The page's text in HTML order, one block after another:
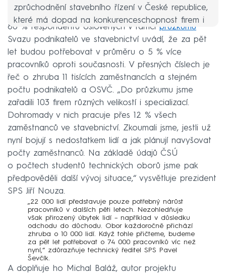
zprůchodnění stavebního řízení v České republice,
které má dopad na konkurenceschopnost firem i
dostupnost bydlení.
V současné době SPS usiluje o zlepšení
vzdělávací politiky v oblasti technických oborů na
všech stupních škol. Dlouhodobé zanedbání této
oblasti se projeví v budoucí problematice
kvalifikované pracovní síly.
Zdroj:SPS.cz
80 % respondentů oslovených v rámci průzkumu
Svazu podnikatelů ve stavebnictví uvádí, že za pět
let budou potřebovat v průměru o 5 % více
pracovníků oproti současnosti. V přesných číslech je
řeč o zhruba 11 tisících zaměstnancích a stejném
počtu podnikatelů a OSVČ. „Do průzkumu jsme
zařadili 103 firem různých velikostí i specializací.
Dohromady v nich pracuje přes 12 % všech
zaměstnanců ve stavebnictví. Zkoumali jsme, jestli už
nyní bojují s nedostatkem lidí a jak plánují navyšovat
počty zaměstnanců. Na základě údajů ČSÚ
o počtech studentů technických oborů jsme pak
předpověděli další vývoj situace,“ vysvětluje prezident
SPS Jiří Nouza.
„22 000 lidí představuje pouze potřebný nárůst
pracovníků v dalších pěti letech. Nezohledňuje
však přirozený úbytek lidí – například v důsledku
odchodu do důchodu. Obor každoročně přichází
zhruba o 10 000 lidí. Když tohle přičteme, budeme
za pět let potřebovat o 74 000 pracovníků víc než
nyní,“ zdůrazňuje technický ředitel SPS Pavel
Ševčík.
A doplňuje ho Michal Baláž, autor projektu